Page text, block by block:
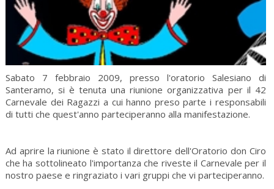
Sabato 7 febbraio 2009, presso l'oratorio Salesiano di
Santeramo, si è tenuta una riunione organizzativa per il 42
Carnevale dei Ragazzi a cui hanno preso parte i responsabili
di tutti che quest'anno parteciperanno alla manifestazione.
Ad aprire la riunione è stato il direttore dell'Oratorio don Ciro
che ha sottolineato l'importanza che riveste il Carnevale per il
nostro paese e ringraziato i vari gruppi che vi parteciperanno.